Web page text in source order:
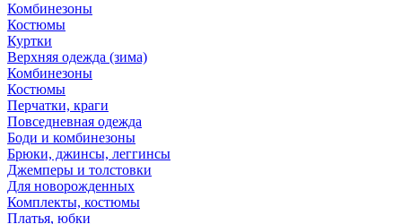
Комбинезоны
Костюмы
Куртки
Верхняя одежда (зима)
Комбинезоны
Костюмы
Перчатки, краги
Повседневная одежда
Боди и комбинезоны
Брюки, джинсы, леггинсы
Джемперы и толстовки
Для новорожденных
Комплекты, костюмы
Платья, юбки